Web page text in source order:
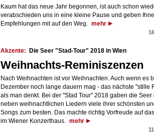
Kaum hat das neue Jahr begonnen, ist auch schon
verabschieden uns in eine kleine Pause und geben
Empfehlungen mit auf den Weg.
mehr
Akzente: Die Seer "Stad-Tour" 2018 in Wien
Weihnachts-Reminiszenzen
Nach Weihnachten ist vor Weihnachten. Auch wenn es
Dezember noch lange dauern mag - das nächste "stille
als man denkt. Bei der "Stad Tour" 2018 gaben die Seer
neben weihnachtlichen Liedern viele ihrer schönsten
Songs zum besten. Das machte richtig Vorfreude auf
im Wiener Konzerthaus.
mehr